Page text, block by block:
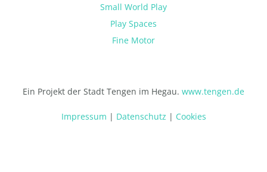
Small World Play
Play Spaces
Fine Motor
Ein Projekt der Stadt Tengen im Hegau. www.tengen.de
Impressum | Datenschutz | Cookies